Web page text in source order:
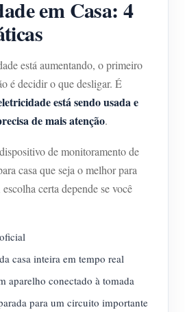
em Casa: 4
está aumentando, o primeiro
é decidir o que desligar. É
está sendo usada e
de mais atenção.
de monitoramento de
casa que seja o melhor para
certa depende se você
casa inteira em tempo real
aparelho conectado à tomada
para um circuito importante